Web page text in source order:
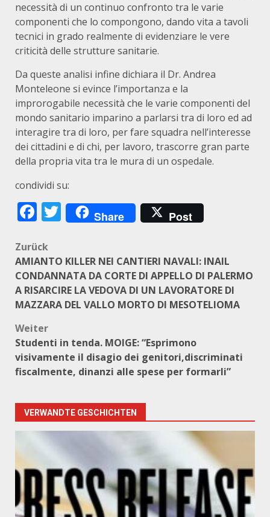
necessità di un continuo confronto tra le varie
componenti che lo compongono, dando vita a tavoli
tecnici in grado realmente di evidenziare le vere
criticità delle strutture sanitarie.
Da queste analisi infine dichiara il Dr. Andrea
Monteleone si evince l’importanza e la
improrogabile necessità che le varie componenti del
mondo sanitario imparino a parlarsi tra di loro ed ad
interagire tra di loro, per fare squadra nell’interesse
dei cittadini e di chi, per lavoro, trascorre gran parte
della propria vita tra le mura di un ospedale.
condividi su:
Facebook
Twitter
Share Post
Beitragsnavigation
Zurück
AMIANTO KILLER NEI CANTIERI NAVALI: INAIL
CONDANNATA DA CORTE DI APPELLO DI PALERMO
A RISARCIRE LA VEDOVA DI UN LAVORATORE DI
MAZZARA DEL VALLO MORTO DI MESOTELIOMA
Weiter
Studenti in tenda. MOIGE: “Esprimono
visivamente il disagio dei genitori,discriminati
fiscalmente, dinanzi alle spese per formarli”
VERWANDTE GESCHICHTEN